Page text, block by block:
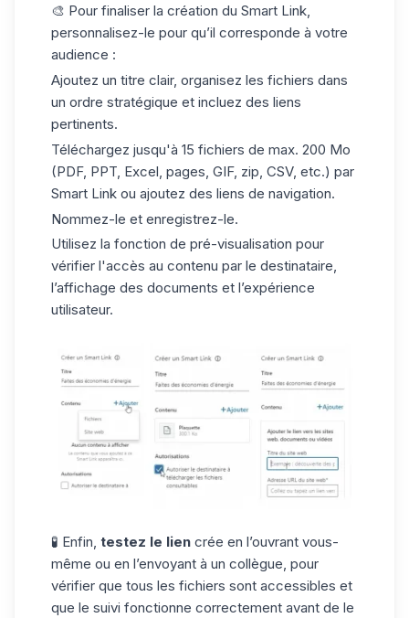
🎨 Pour finaliser la création du Smart Link,
personnalisez-le pour qu’il corresponde à votre
audience :
Ajoutez un titre clair, organisez les fichiers dans
un ordre stratégique et incluez des liens
pertinents.
Téléchargez jusqu'à 15 fichiers de max. 200 Mo
(PDF, PPT, Excel, pages, GIF, zip, CSV, etc.) par
Smart Link ou ajoutez des liens de navigation.
Nommez-le et enregistrez-le.
Utilisez la fonction de pré-visualisation pour
vérifier l'accès au contenu par le destinataire,
l’affichage des documents et l’expérience
utilisateur.
🧪 Enfin, testez le lien crée en l’ouvrant vous-
même ou en l’envoyant à un collègue, pour
vérifier que tous les fichiers sont accessibles et
que le suivi fonctionne correctement avant de le